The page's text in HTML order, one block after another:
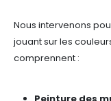
Nous intervenons
jouant sur les
comprennent :